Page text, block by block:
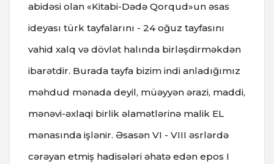
abidəsi olan «Kitabi-Dədə Qorqud»un əsas
ideyası türk tayfalarını - 24 oğuz tayfasını
vahid xalq və dövlət halında birləşdirməkdən
ibarətdir. Burada tayfa bizim indi anladığımız
məhdud mənada deyil, müəyyən ərazi, maddi,
mənəvi-əxlaqi birlik əlamətlərinə malik EL
mənasında işlənir. Əsasən VI - VIII əsrlərdə
cərəyan etmiş hadisələri əhatə edən epos I